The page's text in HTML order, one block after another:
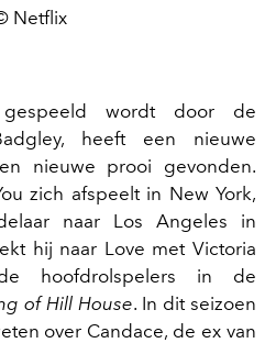
Netflix
wordt door de
heeft een nieuwe
nieuwe prooi gevonden.
zich afspeelt in New York,
naar Los Angeles in
hij naar Love met Victoria
hoofdrolspelers in de
of Hill House. In dit seizoen
over Candace, de ex van